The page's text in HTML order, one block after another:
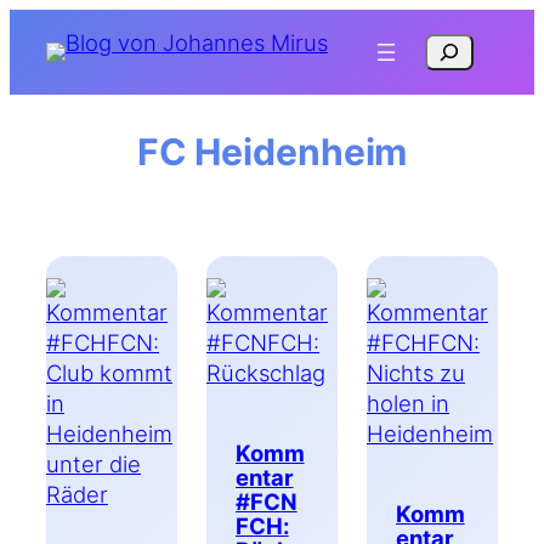
Inhalt
Suchen
FC Heidenheim
Komm
entar
#FCN
FCH:
Komm
entar